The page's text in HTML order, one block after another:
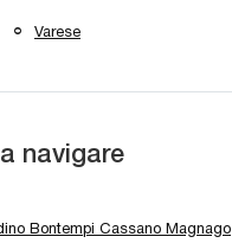
Varese
navigare
Bontempi Cassano Magnago